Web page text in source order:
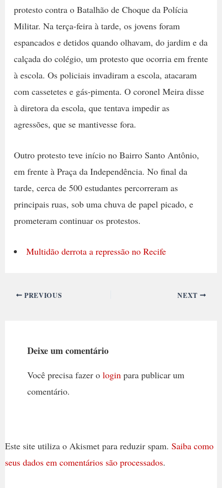
protesto contra o Batalhão de Choque da Polícia
Militar. Na terça-feira à tarde, os jovens foram
espancados e detidos quando olhavam, do jardim e da
calçada do colégio, um protesto que ocorria em frente
à escola. Os policiais invadiram a escola, atacaram
com cassetetes e gás-pimenta. O coronel Meira disse
à diretora da escola, que tentava impedir as
agressões, que se mantivesse fora.
Outro protesto teve início no Bairro Santo Antônio,
em frente à Praça da Independência. No final da
tarde, cerca de 500 estudantes percorreram as
principais ruas, sob uma chuva de papel picado, e
prometeram continuar os protestos.
Multidão derrota a repressão no Recife
PREVIOUS NEXT
Deixe um comentário
Você precisa fazer o loginpara publicar um
comentário.
Este site utiliza o Akismet para reduzir spam. Saiba como
seus dados em comentários são processados.